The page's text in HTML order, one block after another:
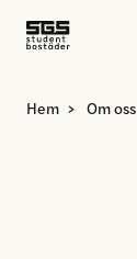
Hem > Om oss